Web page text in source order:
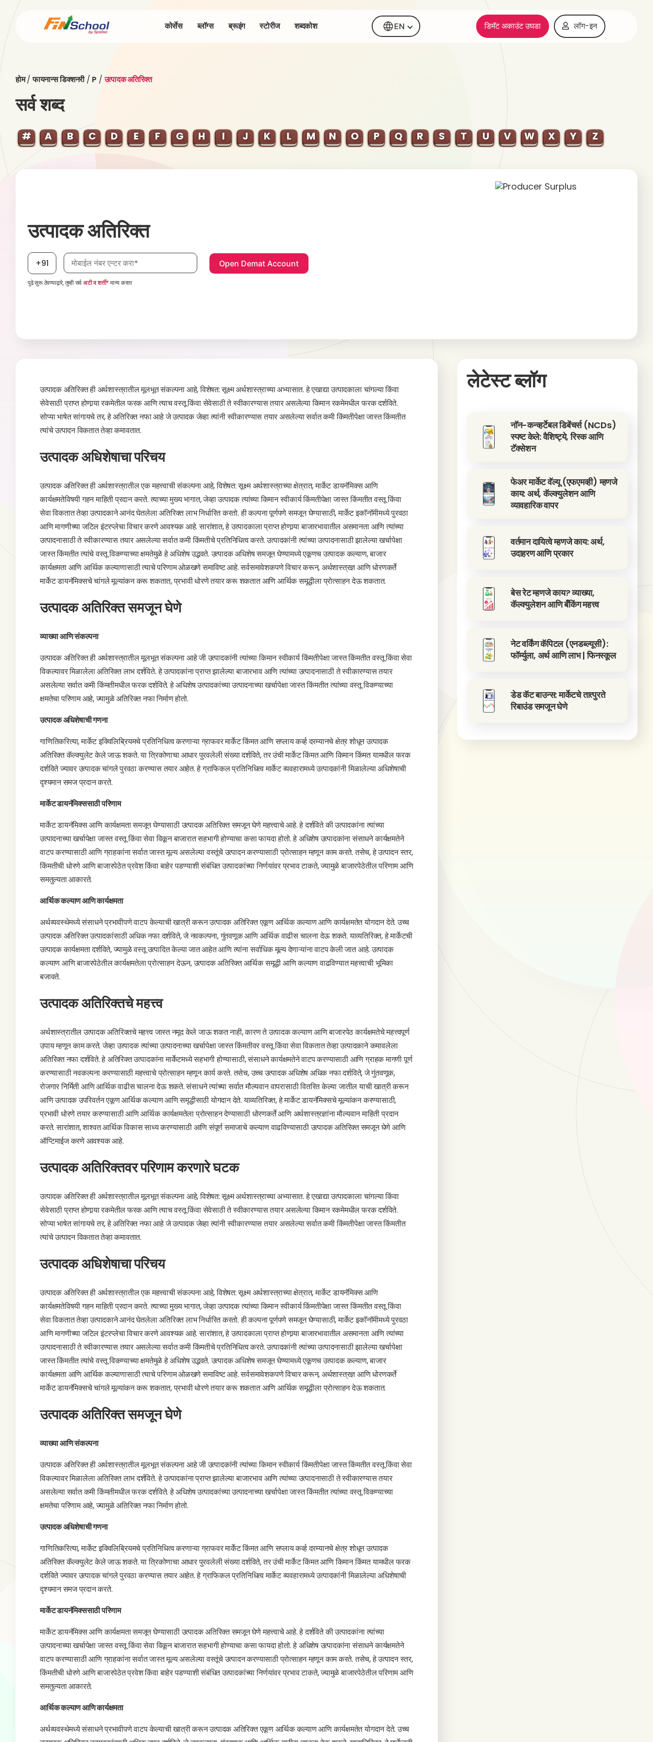
कोर्सेस ब्लॉग्स ब्रूइंग स्टोरीज शब्दकोश EN डिमॅट अकाउंट उघडा लॉग-इन
होम/फायनान्स डिक्शनरी/ P /उत्पादक अतिरिक्त
सर्व शब्द
# A B C D E F G H I J K L M N O P Q R S T U V W X Y Z
उत्पादक अतिरिक्त
+91 मोबाईल नंबर, आवश्यक
पुढे सुरू ठेवण्याद्वारे, तुम्ही सर्वअटी व शर्ती*मान्य करता
उत्पादक अतिरिक्त ही अर्थशास्त्रातील मूलभूत संकल्पना आहे, विशेषत: सूक्ष्म अर्थशास्त्राच्या अभ्यासात. हे एखाद्या उत्पादकाला चांगल्या किंवा
सेवेसाठी प्राप्त होणार्‍या रकमेतील फरक आणि त्याच वस्तू किंवा सेवेसाठी ते स्वीकारण्यास तयार असलेल्या किमान रकमेमधील फरक दर्शविते.
सोप्या भाषेत सांगायचे तर, हे अतिरिक्त नफा आहे जे उत्पादक जेव्हा त्यांनी स्वीकारण्यास तयार असलेल्या सर्वात कमी किंमतीपेक्षा जास्त किंमतीत
त्यांचे उत्पादन विकतात तेव्हा कमावतात.
उत्पादक अधिशेषाचा परिचय
उत्पादक अतिरिक्त ही अर्थशास्त्रातील एक महत्त्वाची संकल्पना आहे, विशेषत: सूक्ष्म अर्थशास्त्राच्या क्षेत्रात, मार्केट डायनॅमिक्स आणि
कार्यक्षमतेविषयी गहन माहिती प्रदान करते. त्याच्या मुख्य भागात, जेव्हा उत्पादक त्यांच्या किमान स्वीकार्य किंमतीपेक्षा जास्त किंमतीत वस्तू किंवा
सेवा विकतात तेव्हा उत्पादकाने आनंद घेतलेला अतिरिक्त लाभ निर्धारित करतो. ही कल्पना पूर्णपणे समजून घेण्यासाठी, मार्केट इकॉनॉमीमध्ये पुरवठा
आणि मागणीच्या जटिल इंटरप्लेचा विचार करणे आवश्यक आहे. सारांशात, हे उत्पादकाला प्राप्त होणार्‍या बाजारभावातील असमानता आणि त्यांच्या
उत्पादनासाठी ते स्वीकारण्यास तयार असलेल्या सर्वात कमी किंमतीचे प्रतिनिधित्व करते. उत्पादकांनी त्यांच्या उत्पादनासाठी झालेल्या खर्चापेक्षा
जास्त किंमतीत त्यांचे वस्तू विकण्याच्या क्षमतेमुळे हे अधिशेष उद्भवते. उत्पादक अधिशेष समजून घेण्यामध्ये एकूणच उत्पादक कल्याण, बाजार
कार्यक्षमता आणि आर्थिक कल्याणासाठी त्याचे परिणाम ओळखणे समाविष्ट आहे. सर्वसमावेशकपणे विचार करून, अर्थशास्त्रज्ञ आणि धोरणकर्ते
मार्केट डायनॅमिक्सचे चांगले मूल्यांकन करू शकतात, प्रभावी धोरणे तयार करू शकतात आणि आर्थिक समृद्धीला प्रोत्साहन देऊ शकतात.
उत्पादक अतिरिक्त समजून घेणे
व्याख्या आणि संकल्पना
उत्पादक अतिरिक्त ही अर्थशास्त्रातील मूलभूत संकल्पना आहे जी उत्पादकांनी त्यांच्या किमान स्वीकार्य किंमतीपेक्षा जास्त किंमतीत वस्तू किंवा सेवा
विकल्यावर मिळालेला अतिरिक्त लाभ दर्शविते. हे उत्पादकांना प्राप्त झालेल्या बाजारभाव आणि त्यांच्या उत्पादनासाठी ते स्वीकारण्यास तयार
असलेल्या सर्वात कमी किंमतीमधील फरक दर्शविते. हे अधिशेष उत्पादकांच्या उत्पादनाच्या खर्चापेक्षा जास्त किंमतीत त्यांच्या वस्तू विकण्याच्या
क्षमतेचा परिणाम आहे, ज्यामुळे अतिरिक्त नफा निर्माण होतो.
उत्पादक अधिशेषाची गणना
गाणितिकरित्या, मार्केट इक्विलिब्रियमचे प्रतिनिधित्व करणाऱ्या ग्राफवर मार्केट किंमत आणि सप्लाय कर्व्ह दरम्यानचे क्षेत्र शोधून उत्पादक
अतिरिक्त कॅल्क्युलेट केले जाऊ शकते. या त्रिकोणाचा आधार पुरवलेली संख्या दर्शविते, तर उंची मार्केट किंमत आणि किमान किंमत यामधील फरक
दर्शविते ज्यावर उत्पादक चांगले पुरवठा करण्यास तयार आहेत. हे ग्राफिकल प्रतिनिधित्व मार्केट व्यवहारामध्ये उत्पादकांनी मिळालेल्या अधिशेषाची
दृश्यमान समज प्रदान करते.
मार्केट डायनॅमिक्ससाठी परिणाम
मार्केट डायनॅमिक्स आणि कार्यक्षमता समजून घेण्यासाठी उत्पादक अतिरिक्त समजून घेणे महत्त्वाचे आहे. हे दर्शविते की उत्पादकांना त्यांच्या
उत्पादनाच्या खर्चापेक्षा जास्त वस्तू किंवा सेवा विकून बाजारात सहभागी होण्याचा कसा फायदा होतो. हे अधिशेष उत्पादकांना संसाधने कार्यक्षमतेने
वाटप करण्यासाठी आणि ग्राहकांना सर्वात जास्त मूल्य असलेल्या वस्तूंचे उत्पादन करण्यासाठी प्रोत्साहन म्हणून काम करते. तसेच, हे उत्पादन स्तर,
किंमतीची धोरणे आणि बाजारपेठेत प्रवेश किंवा बाहेर पडण्याशी संबंधित उत्पादकांच्या निर्णयांवर प्रभाव टाकते, ज्यामुळे बाजारपेठेतील परिणाम आणि
समतुल्यता आकारते.
आर्थिक कल्याण आणि कार्यक्षमता
अर्थव्यवस्थेमध्ये संसाधने प्रभावीपणे वाटप केल्याची खात्री करून उत्पादक अतिरिक्त एकूण आर्थिक कल्याण आणि कार्यक्षमतेत योगदान देते. उच्च
उत्पादक अतिरिक्त उत्पादकांसाठी अधिक नफा दर्शविते, जे नवकल्पना, गुंतवणूक आणि आर्थिक वाढीस चालना देऊ शकते. याव्यतिरिक्त, हे मार्केटची
उत्पादक कार्यक्षमता दर्शविते, ज्यामुळे वस्तू उत्पादित केल्या जात आहेत आणि त्यांना सर्वाधिक मूल्य देणाऱ्यांना वाटप केली जात आहे. उत्पादक
कल्याण आणि बाजारपेठेतील कार्यक्षमतेला प्रोत्साहन देऊन, उत्पादक अतिरिक्त आर्थिक समृद्धी आणि कल्याण वाढविण्यात महत्त्वाची भूमिका
बजावते.
उत्पादक अतिरिक्तचे महत्त्व
अर्थशास्त्रातील उत्पादक अतिरिक्तचे महत्त्व जास्त नमूद केले जाऊ शकत नाही, कारण ते उत्पादक कल्याण आणि बाजारपेठ कार्यक्षमतेचे महत्त्वपूर्ण
उपाय म्हणून काम करते. जेव्हा उत्पादक त्यांच्या उत्पादनाच्या खर्चापेक्षा जास्त किंमतीवर वस्तू किंवा सेवा विकतात तेव्हा उत्पादकाने कमावलेला
अतिरिक्त नफा दर्शविते. हे अतिरिक्त उत्पादकांना मार्केटमध्ये सहभागी होण्यासाठी, संसाधने कार्यक्षमतेने वाटप करण्यासाठी आणि ग्राहक मागणी पूर्ण
करण्यासाठी नवकल्पना करण्यासाठी महत्त्वाचे प्रोत्साहन म्हणून कार्य करते. तसेच, उच्च उत्पादक अधिशेष अधिक नफा दर्शविते, जे गुंतवणूक,
रोजगार निर्मिती आणि आर्थिक वाढीस चालना देऊ शकते. संसाधने त्यांच्या सर्वात मौल्यवान वापरासाठी वितरित केल्या जातील याची खात्री करून
आणि उत्पादक उपरिवर्तन एकूण आर्थिक कल्याण आणि समृद्धीसाठी योगदान देते. याव्यतिरिक्त, हे मार्केट डायनॅमिक्सचे मूल्यांकन करण्यासाठी,
प्रभावी धोरणे तयार करण्यासाठी आणि आर्थिक कार्यक्षमतेला प्रोत्साहन देण्यासाठी धोरणकर्ते आणि अर्थशास्त्रज्ञांना मौल्यवान माहिती प्रदान
करते. सारांशात, शाश्वत आर्थिक विकास साध्य करण्यासाठी आणि संपूर्ण समाजाचे कल्याण वाढविण्यासाठी उत्पादक अतिरिक्त समजून घेणे आणि
ऑप्टिमाईज करणे आवश्यक आहे.
उत्पादक अतिरिक्तवर परिणाम करणारे घटक
उत्पादक अतिरिक्त ही अर्थशास्त्रातील मूलभूत संकल्पना आहे, विशेषत: सूक्ष्म अर्थशास्त्राच्या अभ्यासात. हे एखाद्या उत्पादकाला चांगल्या किंवा
सेवेसाठी प्राप्त होणार्‍या रकमेतील फरक आणि त्याच वस्तू किंवा सेवेसाठी ते स्वीकारण्यास तयार असलेल्या किमान रकमेमधील फरक दर्शविते.
सोप्या भाषेत सांगायचे तर, हे अतिरिक्त नफा आहे जे उत्पादक जेव्हा त्यांनी स्वीकारण्यास तयार असलेल्या सर्वात कमी किंमतीपेक्षा जास्त किंमतीत
त्यांचे उत्पादन विकतात तेव्हा कमावतात.
उत्पादक अधिशेषाचा परिचय
उत्पादक अतिरिक्त ही अर्थशास्त्रातील एक महत्त्वाची संकल्पना आहे, विशेषत: सूक्ष्म अर्थशास्त्राच्या क्षेत्रात, मार्केट डायनॅमिक्स आणि
कार्यक्षमतेविषयी गहन माहिती प्रदान करते. त्याच्या मुख्य भागात, जेव्हा उत्पादक त्यांच्या किमान स्वीकार्य किंमतीपेक्षा जास्त किंमतीत वस्तू किंवा
सेवा विकतात तेव्हा उत्पादकाने आनंद घेतलेला अतिरिक्त लाभ निर्धारित करतो. ही कल्पना पूर्णपणे समजून घेण्यासाठी, मार्केट इकॉनॉमीमध्ये पुरवठा
आणि मागणीच्या जटिल इंटरप्लेचा विचार करणे आवश्यक आहे. सारांशात, हे उत्पादकाला प्राप्त होणार्‍या बाजारभावातील असमानता आणि त्यांच्या
उत्पादनासाठी ते स्वीकारण्यास तयार असलेल्या सर्वात कमी किंमतीचे प्रतिनिधित्व करते. उत्पादकांनी त्यांच्या उत्पादनासाठी झालेल्या खर्चापेक्षा
जास्त किंमतीत त्यांचे वस्तू विकण्याच्या क्षमतेमुळे हे अधिशेष उद्भवते. उत्पादक अधिशेष समजून घेण्यामध्ये एकूणच उत्पादक कल्याण, बाजार
कार्यक्षमता आणि आर्थिक कल्याणासाठी त्याचे परिणाम ओळखणे समाविष्ट आहे. सर्वसमावेशकपणे विचार करून, अर्थशास्त्रज्ञ आणि धोरणकर्ते
मार्केट डायनॅमिक्सचे चांगले मूल्यांकन करू शकतात, प्रभावी धोरणे तयार करू शकतात आणि आर्थिक समृद्धीला प्रोत्साहन देऊ शकतात.
उत्पादक अतिरिक्त समजून घेणे
व्याख्या आणि संकल्पना
उत्पादक अतिरिक्त ही अर्थशास्त्रातील मूलभूत संकल्पना आहे जी उत्पादकांनी त्यांच्या किमान स्वीकार्य किंमतीपेक्षा जास्त किंमतीत वस्तू किंवा सेवा
विकल्यावर मिळालेला अतिरिक्त लाभ दर्शविते. हे उत्पादकांना प्राप्त झालेल्या बाजारभाव आणि त्यांच्या उत्पादनासाठी ते स्वीकारण्यास तयार
असलेल्या सर्वात कमी किंमतीमधील फरक दर्शविते. हे अधिशेष उत्पादकांच्या उत्पादनाच्या खर्चापेक्षा जास्त किंमतीत त्यांच्या वस्तू विकण्याच्या
क्षमतेचा परिणाम आहे, ज्यामुळे अतिरिक्त नफा निर्माण होतो.
उत्पादक अधिशेषाची गणना
गाणितिकरित्या, मार्केट इक्विलिब्रियमचे प्रतिनिधित्व करणाऱ्या ग्राफवर मार्केट किंमत आणि सप्लाय कर्व्ह दरम्यानचे क्षेत्र शोधून उत्पादक
अतिरिक्त कॅल्क्युलेट केले जाऊ शकते. या त्रिकोणाचा आधार पुरवलेली संख्या दर्शविते, तर उंची मार्केट किंमत आणि किमान किंमत यामधील फरक
दर्शविते ज्यावर उत्पादक चांगले पुरवठा करण्यास तयार आहेत. हे ग्राफिकल प्रतिनिधित्व मार्केट व्यवहारामध्ये उत्पादकांनी मिळालेल्या अधिशेषाची
दृश्यमान समज प्रदान करते.
मार्केट डायनॅमिक्ससाठी परिणाम
मार्केट डायनॅमिक्स आणि कार्यक्षमता समजून घेण्यासाठी उत्पादक अतिरिक्त समजून घेणे महत्त्वाचे आहे. हे दर्शविते की उत्पादकांना त्यांच्या
उत्पादनाच्या खर्चापेक्षा जास्त वस्तू किंवा सेवा विकून बाजारात सहभागी होण्याचा कसा फायदा होतो. हे अधिशेष उत्पादकांना संसाधने कार्यक्षमतेने
वाटप करण्यासाठी आणि ग्राहकांना सर्वात जास्त मूल्य असलेल्या वस्तूंचे उत्पादन करण्यासाठी प्रोत्साहन म्हणून काम करते. तसेच, हे उत्पादन स्तर,
किंमतीची धोरणे आणि बाजारपेठेत प्रवेश किंवा बाहेर पडण्याशी संबंधित उत्पादकांच्या निर्णयांवर प्रभाव टाकते, ज्यामुळे बाजारपेठेतील परिणाम आणि
समतुल्यता आकारते.
आर्थिक कल्याण आणि कार्यक्षमता
अर्थव्यवस्थेमध्ये संसाधने प्रभावीपणे वाटप केल्याची खात्री करून उत्पादक अतिरिक्त एकूण आर्थिक कल्याण आणि कार्यक्षमतेत योगदान देते. उच्च
लेटेस्ट ब्लॉग
नॉन-कन्व्हर्टेबल डिबेंचर्स (NCDs)
स्पष्ट केले: वैशिष्ट्ये, रिस्क आणि
टॅक्सेशन
फेअर मार्केट वॅल्यू (एफएमव्ही) म्हणजे
काय: अर्थ, कॅल्क्युलेशन आणि
व्यावहारिक वापर
वर्तमान दायित्वे म्हणजे काय: अर्थ,
उदाहरण आणि प्रकार
बेस रेट म्हणजे काय? व्याख्या,
कॅल्क्युलेशन आणि बँकिंग महत्त्व
नेट वर्किंग कॅपिटल (एनडब्ल्यूसी):
फॉर्म्युला, अर्थ आणि लाभ | फिनस्कूल
डेड कॅट बाउन्स: मार्केटचे तात्पुरते
रिबाउंड समजून घेणे